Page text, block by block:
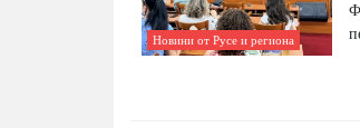
Новини от Русе и региона